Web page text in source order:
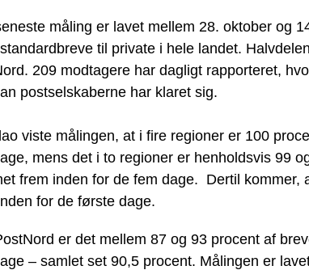
måling er lavet mellem 28. oktober og
til private i hele landet.
209 modtagere har dagligt rapporteret,
postselskaberne har klaret sig.
viste målingen, at i fire regioner er 100
mens det i to regioner er henholdsvis 99
frem inden for de fem dage. Dertil kommer,
for de første dage.
er det mellem 87 og 93 procent af
– samlet set 90,5 procent. Målingen er